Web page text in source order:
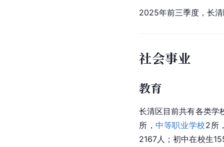
2025年前三季度，长
社会事业
教育
长清区目前共有各类学
所，中等职业学校2所
2167人；初中在校生